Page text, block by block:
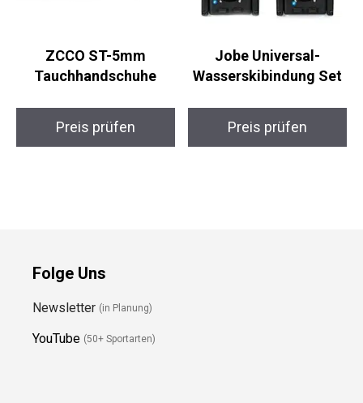
ZCCO ST-5mm
Tauchhandschuhe
Preis prüfen
Jobe Universal-
Wasserskibindung Set
Preis prüfen
Folge Uns
Newsletter (in Planung)
YouTube (50+ Sportarten)